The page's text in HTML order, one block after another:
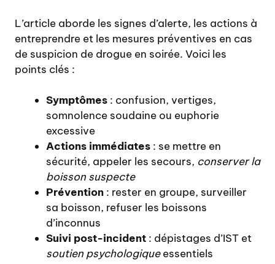
L’article aborde les signes d’alerte, les actions à
entreprendre et les mesures préventives en cas
de suspicion de drogue en soirée. Voici les
points clés :
Symptômes : confusion, vertiges,
somnolence soudaine ou euphorie
excessive
Actions immédiates : se mettre en
sécurité, appeler les secours, conserver la
boisson suspecte
Prévention : rester en groupe, surveiller
sa boisson, refuser les boissons
d’inconnus
Suivi post-incident : dépistages d’IST et
soutien psychologiqueessentiels